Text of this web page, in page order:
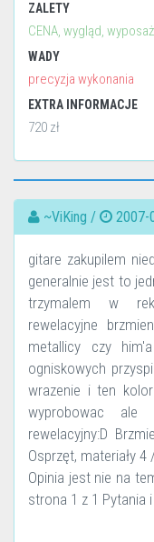
ZALETY
CENA, wygląd,
WADY
precyzja wykonania
EXTRA INFORMACJE
720 zł
~ViKing / 2007-
gitare zakupilem
generalnie jest to
trzymalem w
rewelacyjne
metallicy czy
ogniskowych
wrazenie i ten
wyprobowac
rewelacyjny:D
Osprzęt, materiały
Opinia jest nie na
strona 1 z 1 Pytania